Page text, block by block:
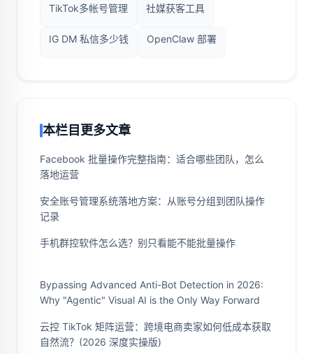
TikTok多帐号管理 社媒获客工具
IG DM 私信多少钱 OpenClaw 部署
本栏目更多文章
Facebook 批量操作完整指南：适合哪些团队，怎么
落地运营
安全账号管理系统落地方案：从账号分组到团队操作
记录
手机群控软件怎么选？别只看能不能批量操作
Bypassing Advanced Anti-Bot Detection in 2026:
Why "Agentic" Visual AI is the Only Way Forward
云控 TikTok 矩阵运营：跨境电商卖家如何低成本获取
自然流？(2026 深度实操版)